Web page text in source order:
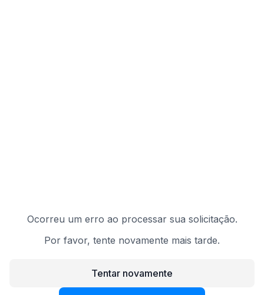
Ocorreu um erro ao processar sua solicitação.
Por favor, tente novamente mais tarde.
Tentar novamente